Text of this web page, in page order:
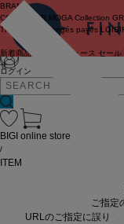
ログイン
BRAND
COUTURIER MOGA Collection
TRISTESSE
congés payés
新着商品 ニュース セール
せ
BIGI online store
/
ITEM
ご指定
URLのご指定に誤りが